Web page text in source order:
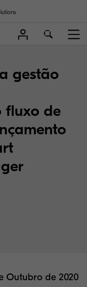
gestão
fluxo de
Outubro de 2020